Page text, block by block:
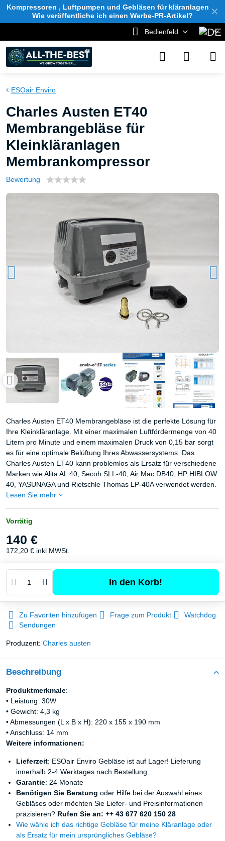
✕
Kompressoren , Luftpumpen und Gebläsen für kläranlagen
Wie veröffentliche ich einen Werbe-PR-Artikel?
Bedienfeld
ESOair Enviro
Charles Austen ET40
Membrangebläse für
Kleinkläranlagen
Membrankompressor
Bewertung
Charles Austen ET40 Membrangebläse ist die perfekte Lösung für
Ihre Kleinkläranlage. Mit einer maximalen Luftfördermenge von 40
Litern pro Minute und einem maximalen Druck von 0,15 bar sorgt
es für eine optimale Belüftung Ihres Abwassersystems. Das
Charles Austen ET40 kann problemlos als Ersatz für verschiedene
Marken wie Alita AL 40, Secoh SLL-40, Air Mac DB40, HP HIBLOW
40, YASUNAGA und Rietschle Thomas LP-40A verwendet werden.
Lesen Sie mehr
Vorrätig
140 €
172,20 € inkl MWSt.
In den Korb!
Zu Favoriten hinzufügen Frage zum Produkt
Watchdog
Sendungen
Produzent: Charles austen
Beschreibung
Produktmerkmale:
• Leistung: 30W
• Gewicht: 4,3 kg
• Abmessungen (L x B x H): 220 x 155 x 190 mm
• Anschluss: 14 mm
Weitere informationen:
Lieferzeit: ESOair Enviro Gebläse ist auf Lager! Lieferung
innerhalb 2-4 Werktages nach Bestellung
Garantie: 24 Monate
Benötigen Sie Beratung oder Hilfe bei der Auswahl eines
Gebläses oder möchten Sie Liefer- und Preisinformationen
präzisieren? Rufen Sie an: ++ 43 677 620 150 28
Wie wähle ich das richtige Gebläse für meine Kläranlage oder
als Ersatz für mein ursprüngliches Gebläse?